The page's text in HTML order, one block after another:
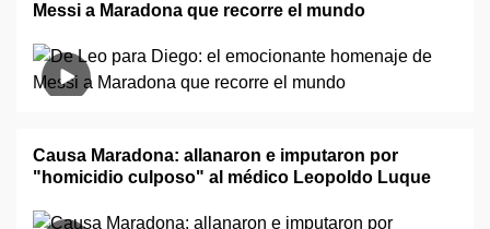
Messi a Maradona que recorre el mundo
Causa Maradona: allanaron e imputaron por
"homicidio culposo" al médico Leopoldo Luque